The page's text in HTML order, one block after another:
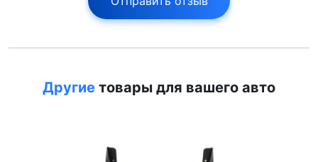
Другие товары для вашего авто